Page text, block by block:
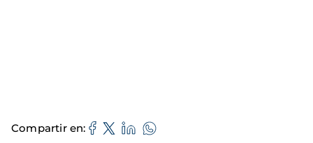
Compartir en